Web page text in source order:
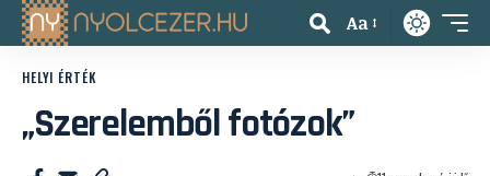
Aa
HELYI ÉRTÉK
„Szerelemből fotózok”